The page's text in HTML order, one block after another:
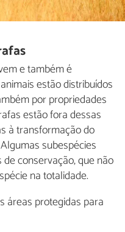
e também é
estão distribuídos
por propriedades
estão fora dessas
à transformação do
subespécies
conservação, que não
na totalidade.
áreas protegidas para